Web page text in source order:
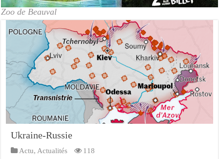
Zoo de Beauval
Ukraine-Russie
Actu, Actualités 118